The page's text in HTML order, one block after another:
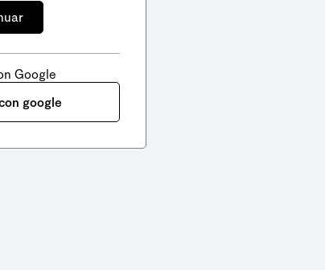
Google
google